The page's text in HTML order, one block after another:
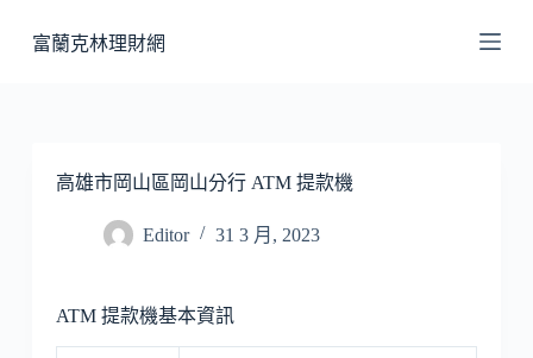
至
富蘭克林理財網
高雄市岡山區岡山分行 ATM 提款機
Editor 31 3 月, 2023
ATM 提款機基本資訊